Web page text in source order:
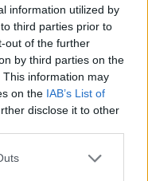
information utilized by
third parties prior to
out of the further
by third parties on the
This information may
on the IAB’s List of
disclose it to other